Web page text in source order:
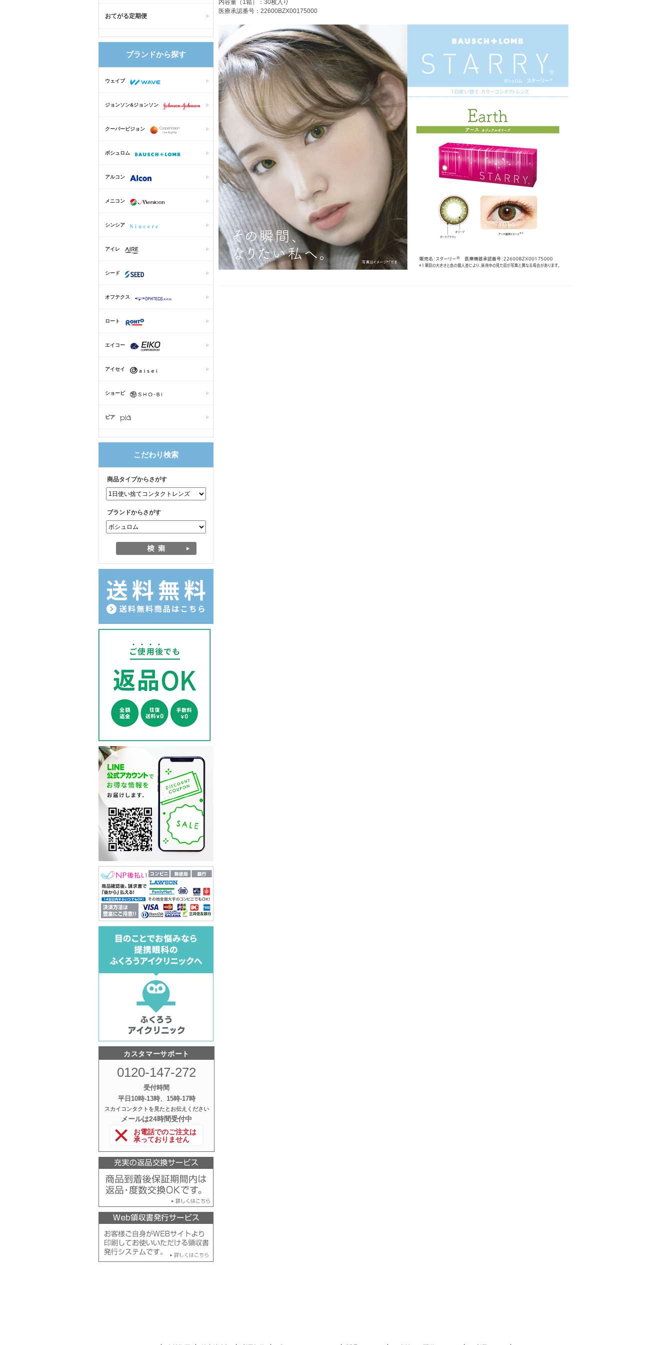
おてがる定期便
ブランドから探す
ウェイブ
ジョンソン&ジョンソン
クーパービジョン
ボシュロム
アルコン
メニコン
シンシア
アイレ
シード
オフテクス
ロート
エイコー
アイセイ
ショービ
ピア
こだわり検索
商品タイプからさがす
ブランドからさがす
カスタマーサポート
0120-147-272
受付時間
平日10時‐13時、15時‐17時
スカイコンタクトを見たとお伝えください
メールは24時間受付中
お電話でのご注文は
承っておりません
内容量（1箱）：30枚入り
医療承認番号：22600BZX00175000